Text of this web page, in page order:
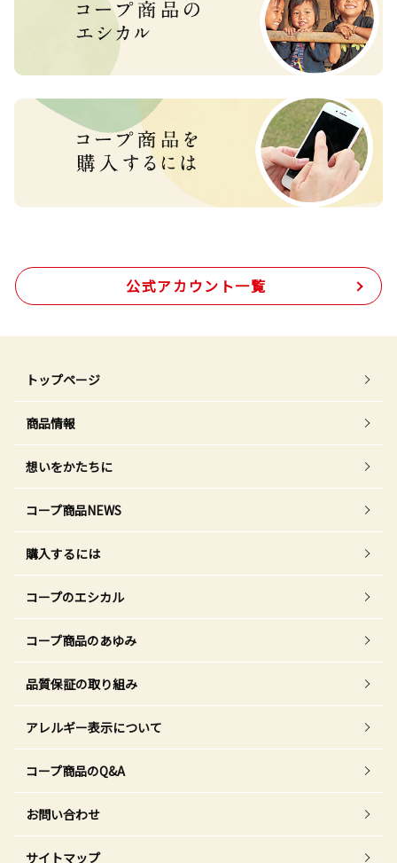
公式アカウント一覧
トップページ
商品情報
想いをかたちに
コープ商品NEWS
購入するには
コープのエシカル
コープ商品のあゆみ
品質保証の取り組み
アレルギー表示について
コープ商品のQ&A
お問い合わせ
サイトマップ